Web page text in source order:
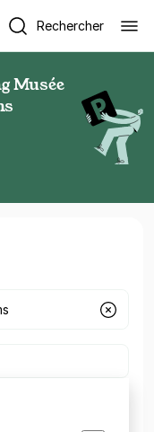
Rechercher
Musée